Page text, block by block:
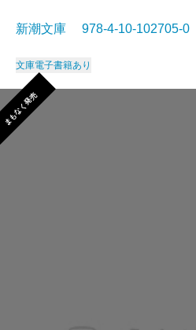
新潮文庫 978-4-10-
文庫電子書籍あり
まもなく発売